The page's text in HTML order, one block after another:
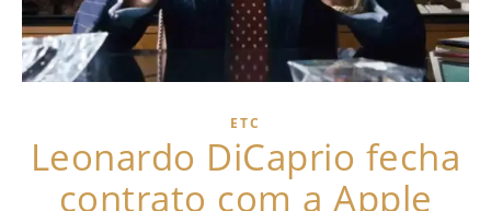
ETC
Leonardo DiCaprio fecha
contrato com a Apple